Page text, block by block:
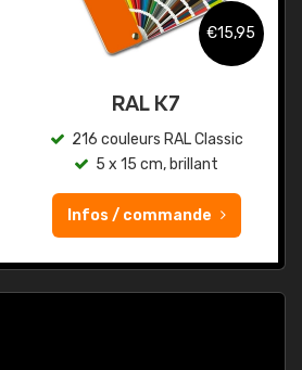
€15,95
RAL K7
216 couleurs RAL Classic
5 x 15 cm, brillant
Infos / commande